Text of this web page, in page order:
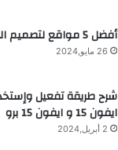
أفضل 5 مواقع لتصميم الشعارات بشكل مجاني
26 مايو,2024
ايفون 15 و ايفون 15 برو
2 أبريل,2024